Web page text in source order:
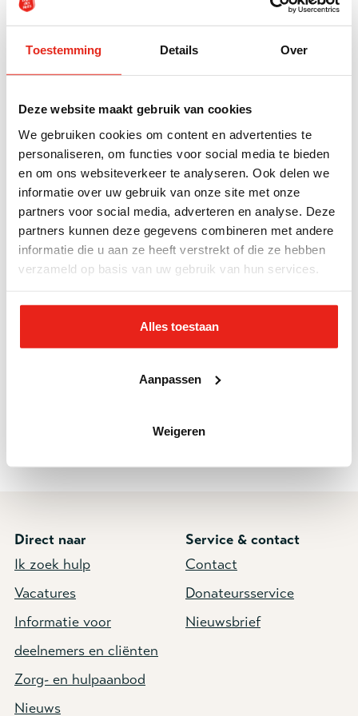
Toestemming Details Over
Deze website maakt gebruik van cookies
We gebruiken cookies om content en advertenties te
personaliseren, om functies voor social media te bieden
en om ons websiteverkeer te analyseren. Ook delen we
informatie over uw gebruik van onze site met onze
partners voor social media, adverteren en analyse. Deze
partners kunnen deze gegevens combineren met andere
informatie die u aan ze heeft verstrekt of die ze hebben
verzameld op basis van uw gebruik van hun services.
Alles toestaan
Aanpassen
Weigeren
Beschermd verblijf Specialistisch Spijkenisse is een
intramurale setting waar 24 deelnemers verblijven.
Het doel van het Beschermd Verblijf Specialistisch
is om met een specialistische aanpak activering te
bieden aan deelnemers, die aansluit bij de
behoeften en mogelijkheden van de doelgroep Bij de
er wordt 24-uurs zorg aangeboden.
Op de locatie is een multidisciplinair team
verpleegkundige en een gedragswetenschapper.
Direct naar
Ik zoek hulp
Vacatures
Informatie voor
deelnemers en cliënten
Zorg- en hulpaanbod
Nieuws
Service & contact
Contact
Donateursservice
Nieuwsbrief